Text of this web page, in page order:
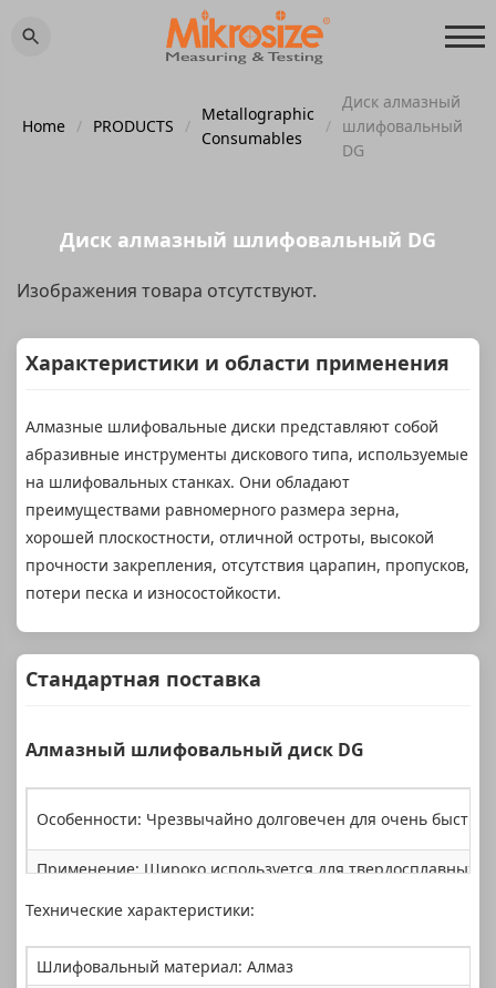
Home / PRODUCTS /
Metallographic
Consumables
/
Диск алмазный
шлифовальный
DG
Диск алмазный шлифовальный DG
Изображения товара отсутствуют.
Характеристики и области применения
Алмазные шлифовальные диски представляют собой
абразивные инструменты дискового типа, используемые
на шлифовальных станках. Они обладают
преимуществами равномерного размера зерна,
хорошей плоскостности, отличной остроты, высокой
прочности закрепления, отсутствия царапин, пропусков,
потери песка и износостойкости.
Стандартная поставка
Алмазный шлифовальный диск DG
Особенности: Чрезвычайно долговечен для очень
Применение: Широко используется для твердосплавных
Технические характеристики:
Шлифовальный материал: Алмаз